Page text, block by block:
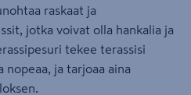
raskaat ja
jotka voivat olla hankalia ja
tekee terassisi
nopeaa, ja tarjoaa aina